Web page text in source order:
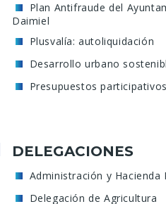
Plan Antifraude del
Daimiel
Plusvalía: autoliquidación
Desarrollo urbano
Presupuestos
DELEGACIONES
Administración y Hacienda
Delegación de Agricultura